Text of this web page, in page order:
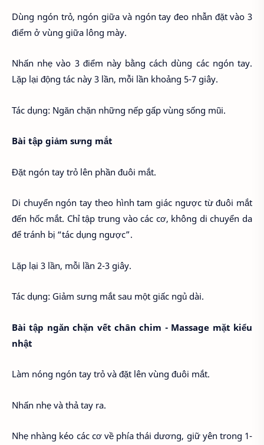
Dùng ngón trỏ, ngón giữa và ngón tay đeo nhẫn đặt vào 3
điểm ở vùng giữa lông mày.
Nhấn nhẹ vào 3 điểm này bằng cách dùng các ngón tay.
Lặp lại động tác này 3 lần, mỗi lần khoảng 5-7 giây.
Tác dụng: Ngăn chặn những nếp gấp vùng sống mũi.
Bài tập giảm sưng mắt
Đặt ngón tay trỏ lên phần đuôi mắt.
Di chuyển ngón tay theo hình tam giác ngược từ đuôi mắt
đến hốc mắt. Chỉ tập trung vào các cơ, không di chuyển da
để tránh bị “tác dụng ngược”.
Lặp lại 3 lần, mỗi lần 2-3 giây.
Tác dụng: Giảm sưng mắt sau một giấc ngủ dài.
Bài tập ngăn chặn vết chân chim - Massage mặt kiểu
nhật
Làm nóng ngón tay trỏ và đặt lên vùng đuôi mắt.
Nhấn nhẹ và thả tay ra.
Nhẹ nhàng kéo các cơ về phía thái dương, giữ yên trong 1-